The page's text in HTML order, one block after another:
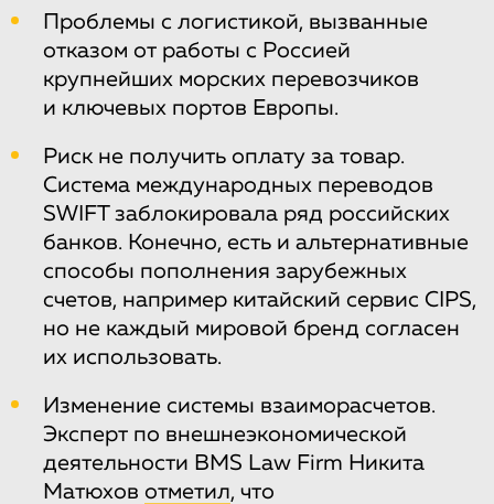
Проблемы с логистикой, вызванные
отказом от работы с Россией
крупнейших морских перевозчиков
и ключевых портов Европы.
Риск не получить оплату за товар.
Система международных переводов
SWIFT заблокировала ряд российских
банков. Конечно, есть и альтернативные
способы пополнения зарубежных
счетов, например китайский сервис CIPS,
но не каждый мировой бренд согласен
их использовать.
Изменение системы взаиморасчетов.
Эксперт по внешнеэкономической
деятельности BMS Law Firm Никита
Матюхов отметил, что